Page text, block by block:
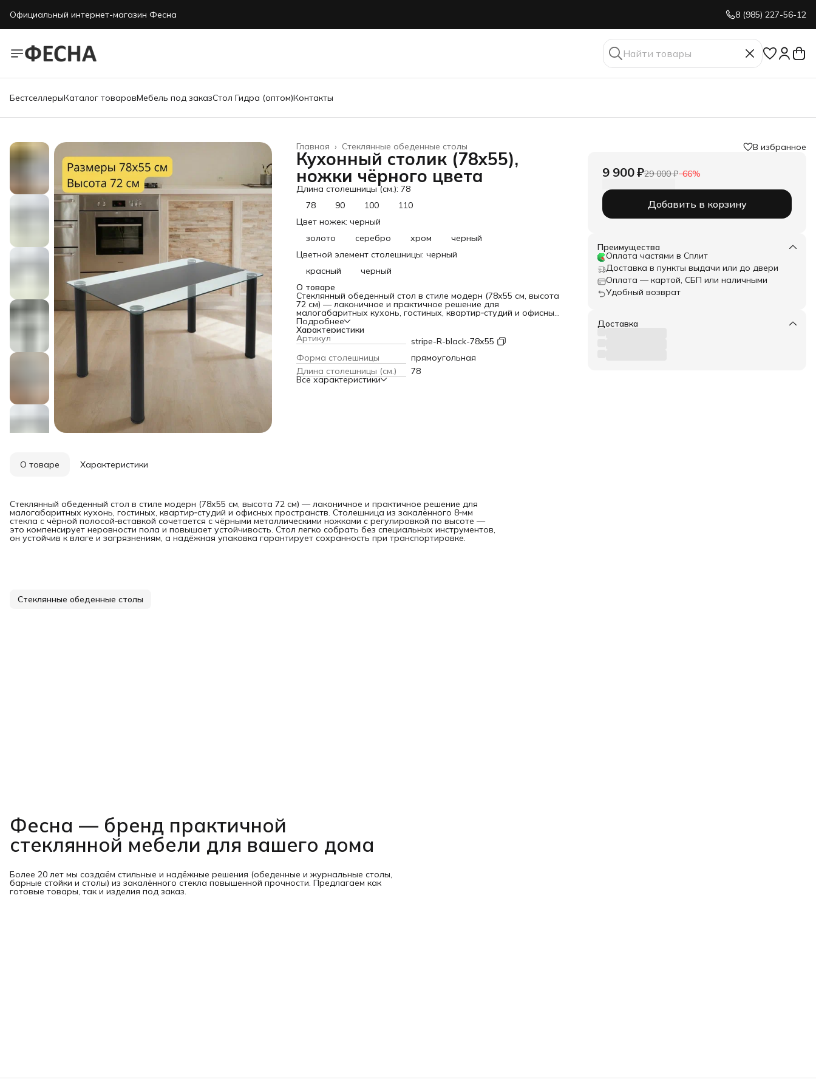
Официальный интернет-магазин Фесна 8 (985) 227-56-12
БестселлерыКаталог товаровМебель под заказСтол Гидра (оптом)Контакты
Стеклянные обеденные столы
Главная ›
Кухонный столик (78х55),
ножки чёрного цвета
Длина столешницы (см.): 78
78
90 100
110
Цвет ножек: черный
золото
серебро хром
черный
Цветной элемент столешницы: черный
красный
черный
О товаре
Стеклянный обеденный стол в стиле модерн (78х55 см, высота
72 см) — лаконичное и практичное решение для
малогабаритных кухонь, гостиных, квартир‑студий и офисных
пространств. Столешница из закалённого 8‑мм стекла с
чёрной полосой‑вставкой сочетается с чёрными
металлическими ножками с регулировкой по высоте — это
компенсирует неровности пола и повышает устойчивость.
Стол легко собрать без специальных инструментов, он
устойчив к влаге и загрязнениям, а надёжная упаковка
гарантирует сохранность при транспортировке.
Подробнее
Характеристики
Артикул
stripe-R-black-78х55
Форма столешницы
прямоугольная
Длина столешницы (см.)
78
Все характеристики
В избранное
9 900 ₽29 000 ₽−66%
Добавить в корзину
Преимущества
Оплата частями в Сплит
Доставка в пункты выдачи или до двери
Оплата — картой, СБП или наличными
Удобный возврат
Доставка
О товаре Характеристики
Стеклянный обеденный стол в стиле модерн (78х55 см, высота 72 см) — лаконичное и практичное решение для
малогабаритных кухонь, гостиных, квартир‑студий и офисных пространств. Столешница из закалённого 8‑мм
стекла с чёрной полосой‑вставкой сочетается с чёрными металлическими ножками с регулировкой по высоте —
это компенсирует неровности пола и повышает устойчивость. Стол легко собрать без специальных инструментов,
он устойчив к влаге и загрязнениям, а надёжная упаковка гарантирует сохранность при транспортировке.
Стеклянные обеденные столы
Фесна — бренд практичной
стеклянной мебели для вашего дома
Более 20 лет мы создаём стильные и надёжные решения (обеденные и журнальные столы,
барные стойки и столы) из закалённого стекла повышенной прочности. Предлагаем как
готовые товары, так и изделия под заказ.